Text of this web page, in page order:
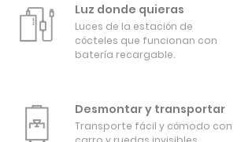
Luz donde quieras
Luces de la estación de
cócteles que funcionan con
batería recargable.
Desmontar y transportar
Transporte fácil y cómodo con